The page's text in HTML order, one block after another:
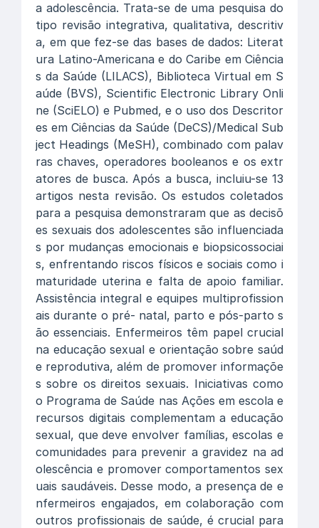
a adolescência. Trata-se de uma pesquisa do
tipo revisão integrativa, qualitativa, descritiv
a, em que fez-se das bases de dados: Literat
ura Latino-Americana e do Caribe em Ciência
s da Saúde (LILACS), Biblioteca Virtual em S
aúde (BVS), Scientific Electronic Library Onli
ne (SciELO) e Pubmed, e o uso dos Descritor
es em Ciências da Saúde (DeCS)/Medical Sub
ject Headings (MeSH), combinado com palav
ras chaves, operadores booleanos e os extr
atores de busca. Após a busca, incluiu-se 13
artigos nesta revisão. Os estudos coletados
para a pesquisa demonstraram que as decisõ
es sexuais dos adolescentes são influenciada
s por mudanças emocionais e biopsicossociai
s, enfrentando riscos físicos e sociais como i
maturidade uterina e falta de apoio familiar.
Assistência integral e equipes multiprofission
ais durante o pré- natal, parto e pós-parto s
ão essenciais. Enfermeiros têm papel crucial
na educação sexual e orientação sobre saúd
e reprodutiva, além de promover informaçõe
s sobre os direitos sexuais. Iniciativas como
o Programa de Saúde nas Ações em escola e
recursos digitais complementam a educação
sexual, que deve envolver famílias, escolas e
comunidades para prevenir a gravidez na ad
olescência e promover comportamentos sex
uais saudáveis. Desse modo, a presença de e
nfermeiros engajados, em colaboração com
outros profissionais de saúde, é crucial para